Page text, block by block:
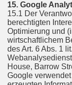
15. Google
15.1 Der
berechtigten
Optimierung und
wirtschaftlichem
des Art. 6 Abs. 1
House, Barrow
Google